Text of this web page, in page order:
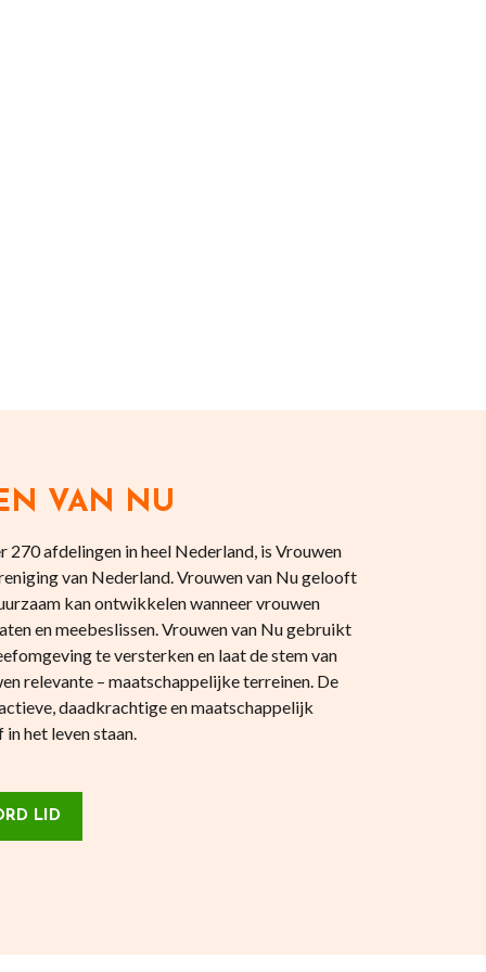
VAN NU
afdelingen in heel Nederland, is Vrouwen
van Nederland. Vrouwen van Nu gelooft
kan ontwikkelen wanneer vrouwen
en meebeslissen. Vrouwen van Nu gebruikt
te versterken en laat de stem van
relevante – maatschappelijke terreinen. De
daadkrachtige en maatschappelijk
het leven staan.
LID